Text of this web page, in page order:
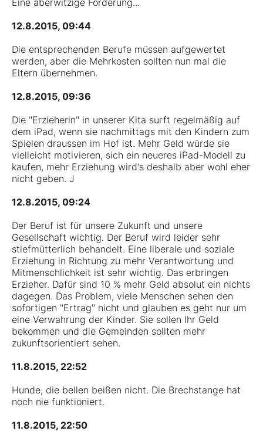
Eine aberwitzige Forderung...
12.8.2015, 09:44
Die entsprechenden Berufe müssen aufgewertet
werden, aber die Mehrkosten sollten nun mal die
Eltern übernehmen.
12.8.2015, 09:36
Die "Erzieherin" in unserer Kita surft regelmäßig auf
dem iPad, wenn sie nachmittags mit den Kindern zum
Spielen draussen im Hof ist. Mehr Geld würde sie
vielleicht motivieren, sich ein neueres iPad-Modell zu
kaufen, mehr Erziehung wird's deshalb aber wohl eher
nicht geben. J
12.8.2015, 09:24
Der Beruf ist für unsere Zukunft und unsere
Gesellschaft wichtig. Der Beruf wird leider sehr
stiefmütterlich behandelt. Eine liberale und soziale
Erziehung in Richtung zu mehr Verantwortung und
Mitmenschlichkeit ist sehr wichtig. Das erbringen
Erzieher. Dafür sind 10 % mehr Geld absolut ein nichts
dagegen. Das Problem, viele Menschen sehen den
sofortigen "Ertrag" nicht und glauben es geht nur um
eine Verwahrung der Kinder. Sie sollen Ihr Geld
bekommen und die Gemeinden sollten mehr
zukunftsorientiert sehen.
11.8.2015, 22:52
Hunde, die bellen beißen nicht. Die Brechstange hat
noch nie funktioniert.
11.8.2015, 22:50